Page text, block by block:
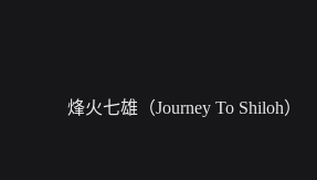
烽火七雄（Journey To Shiloh）